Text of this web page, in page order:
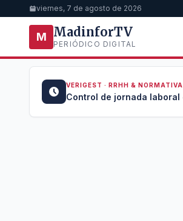
viernes, 7 de agosto de 2026
M MadinforTV
PERIÓDICO DIGITAL
VERIGEST · RRHH &
Control de jornada